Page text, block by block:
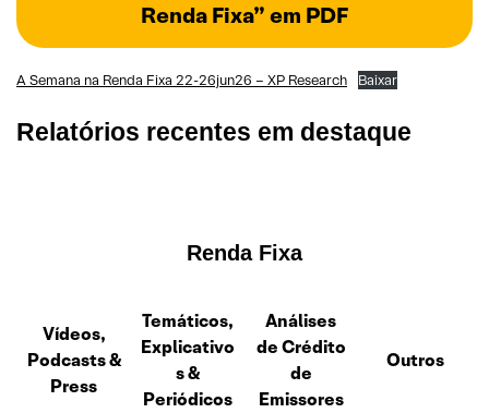
Renda Fixa” em PDF
A Semana na Renda Fixa 22-26jun26 – XP Research Baixar
Relatórios recentes em destaque
Renda Fixa
Vídeos,
Podcasts&
Press
Temáticos,
Explicativo
s&
Periódicos
Análises
de Crédito
de
Emissores
Outros